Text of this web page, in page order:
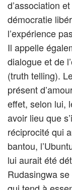
d’association
démocratie
l’expérience
Il appelle
dialogue et de
(truth telling).
présent
effet, selon lui,
avoir lieu que
réciprocité qui
bantou,
lui aurait été
Rudasingwa